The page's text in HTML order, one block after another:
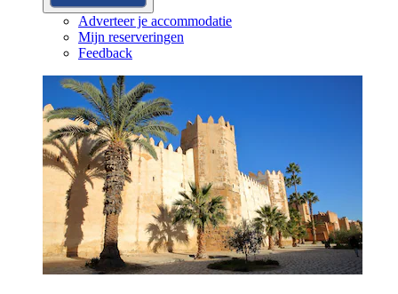
Adverteer je accommodatie
Mijn reserveringen
Feedback